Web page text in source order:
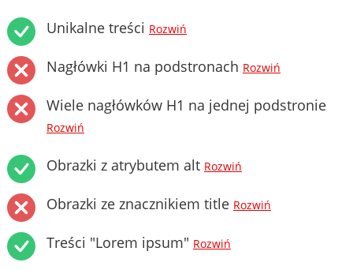
Unikalne treści Rozwiń
Nagłówki H1 na podstronach Rozwiń
Wiele nagłówków H1 na jednej podstronie
Rozwiń
Obrazki z atrybutem alt Rozwiń
Obrazki ze znacznikiem title Rozwiń
Treści "Lorem ipsum" Rozwiń